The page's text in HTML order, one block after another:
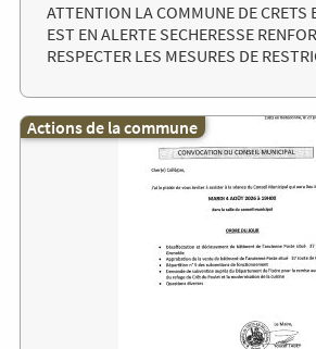
ATTENTION LA COMMUNE DE CRETS
EST EN ALERTE SECHERESSE
RESPECTER LES MESURES DE
Actions de la commune